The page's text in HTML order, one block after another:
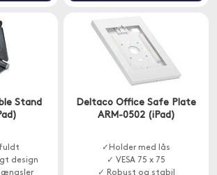
Stand
design
Deltaco Office Safe Plate
ARM-0502 (iPad)
✓Holder med lås
✓ VESA 75 x 75
✓ Robust og stabil